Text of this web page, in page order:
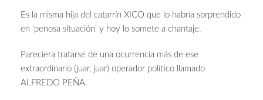
Es la misma hija del catarrín XICO que lo habría sorprendido
en ‘penosa situación’ y hoy lo somete a chantaje.
Pareciera tratarse de una ocurrencia más de ese
extraordinario (juar, juar) operador político llamado
ALFREDO PEÑA.